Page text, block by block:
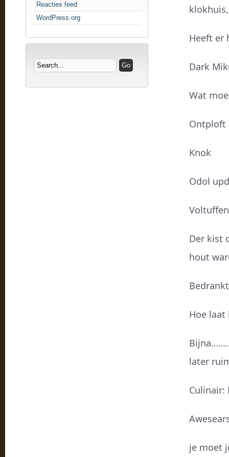
Reacties feed
WordPress.org
Heeft er
Dark
Wat
Ontploft
Knok
Odol
Voltuffen
Der kist
hout
Bedrankt
Hoe laat
later
Culinair:
je moet